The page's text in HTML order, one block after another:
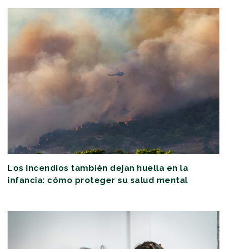
Los incendios también dejan huella en la
infancia: cómo proteger su salud mental